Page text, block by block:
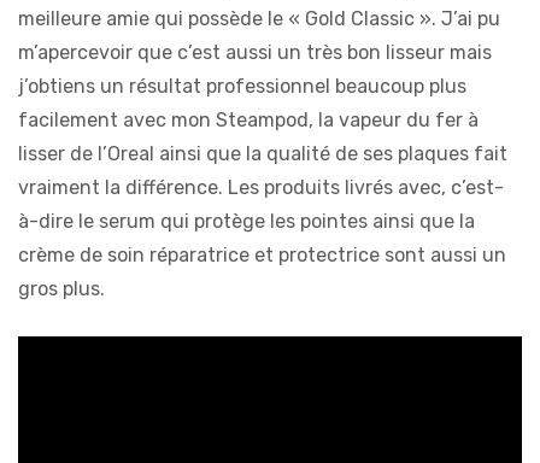
meilleure amie qui possède le « Gold Classic ». J’ai pu
m’apercevoir que c’est aussi un très bon lisseur mais
j’obtiens un résultat professionnel beaucoup plus
facilement avec mon Steampod, la vapeur du fer à
lisser de l’Oreal ainsi que la qualité de ses plaques fait
vraiment la différence. Les produits livrés avec, c’est-
à-dire le serum qui protège les pointes ainsi que la
crème de soin réparatrice et protectrice sont aussi un
gros plus.